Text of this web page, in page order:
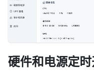
硬件和电源定